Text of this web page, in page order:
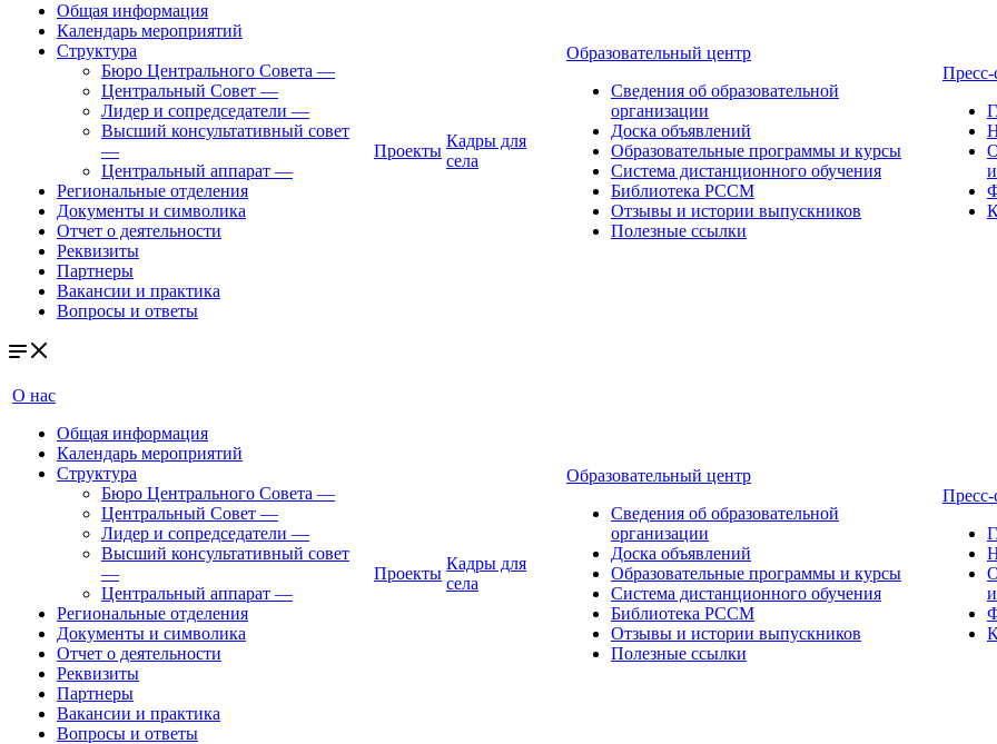
Общая информация
Календарь мероприятий
Структура
Бюро Центрального Совета —
Центральный Совет —
Лидер и сопредседатели —
Высший консультативный совет
—
Центральный аппарат —
Региональные отделения
Документы и символика
Отчет о деятельности
Реквизиты
Партнеры
Вакансии и практика
Вопросы и ответы
Проекты
Кадры для
села
Образовательный центр
Сведения об образовательной
организации
Доска объявлений
Образовательные программы и курсы
Система дистанционного обучения
Библиотека РССМ
Отзывы и истории выпускников
Полезные ссылки
Пресс-
О нас
Общая информация
Календарь мероприятий
Структура
Бюро Центрального Совета —
Центральный Совет —
Лидер и сопредседатели —
Высший консультативный совет
—
Центральный аппарат —
Региональные отделения
Документы и символика
Отчет о деятельности
Реквизиты
Партнеры
Вакансии и практика
Вопросы и ответы
Проекты
Кадры для
села
Образовательный центр
Сведения об образовательной
организации
Доска объявлений
Образовательные программы и курсы
Система дистанционного обучения
Библиотека РССМ
Отзывы и истории выпускников
Полезные ссылки
Пресс-